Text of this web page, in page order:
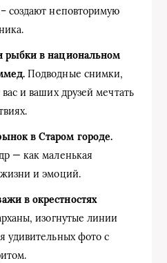
создают неповторимую
рыбки в национальном
Подводные снимки,
вас и ваших друзей мечтать
в Старом городе.
— как маленькая
и эмоций.
в окрестностях
изогнутые линии
удивительных фото с